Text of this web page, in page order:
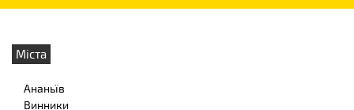
Міста
Ананьїв
Винники